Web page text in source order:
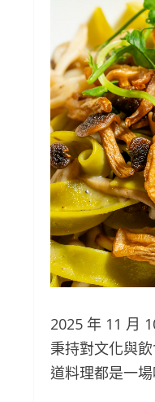
2025 年 11 月
秉持對文化與
道料理都是一場